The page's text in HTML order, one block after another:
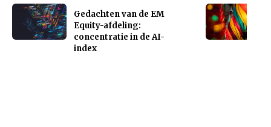
Gedachten van de EM
Equity-afdeling:
concentratie in de AI-
index